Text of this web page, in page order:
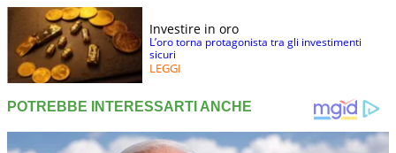
Investire in oro
L’oro torna protagonista tra gli investimenti
sicuri
LEGGI